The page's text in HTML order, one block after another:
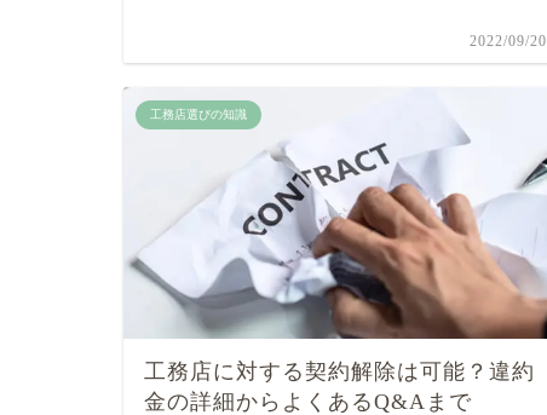
2022/09/20
工務店選びの知識
工務店に対する契約解除は可能？違約
金の詳細からよくあるQ&Aまで